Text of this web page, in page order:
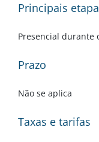
Principais
Presencial durante
Prazo
Não se aplica
Taxas e tarifas